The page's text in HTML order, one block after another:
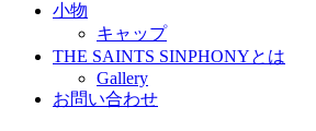
小物
キャップ
THE SAINTS SINPHONYとは
Gallery
お問い合わせ